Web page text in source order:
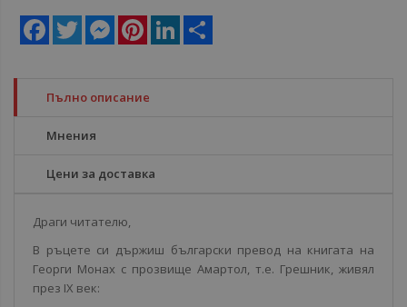
Facebook
Twitter MessengerPinterestLinkedIn
Пълно описание
Мнения
Цени за доставка
Драги читателю,
В ръцете си държиш български превод на книгата на
Георги Монах с прозвище Амартол, т.е. Грешник, живял
през IX век: